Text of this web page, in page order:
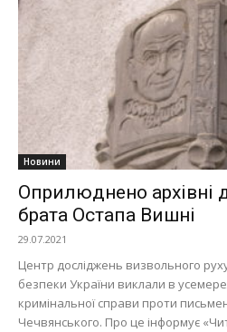
Новини
Оприлюднено архівні
брата Остапа Вишні
29.07.2021
Центр досліджень визвольного
безпеки України виклали в
кримінальної справи проти
Чечвянського. Про це інформує